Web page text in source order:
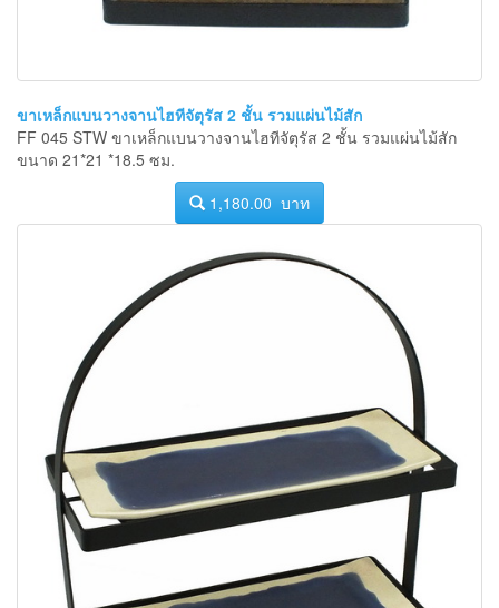
ขาเหล็กแบนวางจานไฮทีจัตุรัส 2 ชั้น รวมแผ่นไม้สัก
FF 045 STW ขาเหล็กแบนวางจานไฮทีจัตุรัส 2 ชั้น รวมแผ่นไม้สัก
ขนาด 21*21 *18.5 ซม.
1,180.00 บาท